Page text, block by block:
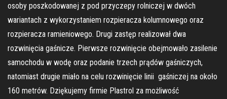
osoby poszkodowanej z pod przyczepy rolniczej w dwóch
wariantach z wykorzystaniem rozpieracza kolumnowego oraz
rozpieracza ramieniowego. Drugi zastęp realizował dwa
rozwinięcia gaśnicze. Pierwsze rozwinięcie obejmowało zasilenie
samochodu w wodę oraz podanie trzech prądów gaśniczych,
natomiast drugie miało na celu rozwinięcie linii gaśniczej na około
160 metrów. Dziękujemy firmie Plastrol za możliwość